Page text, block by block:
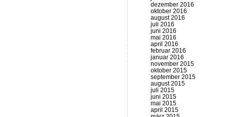
dezember 2016
oktober 2016
august 2016
juli 2016
juni 2016
mai 2016
april 2016
februar 2016
januar 2016
november 2015
oktober 2015
september 2015
august 2015
juli 2015
juni 2015
mai 2015
april 2015